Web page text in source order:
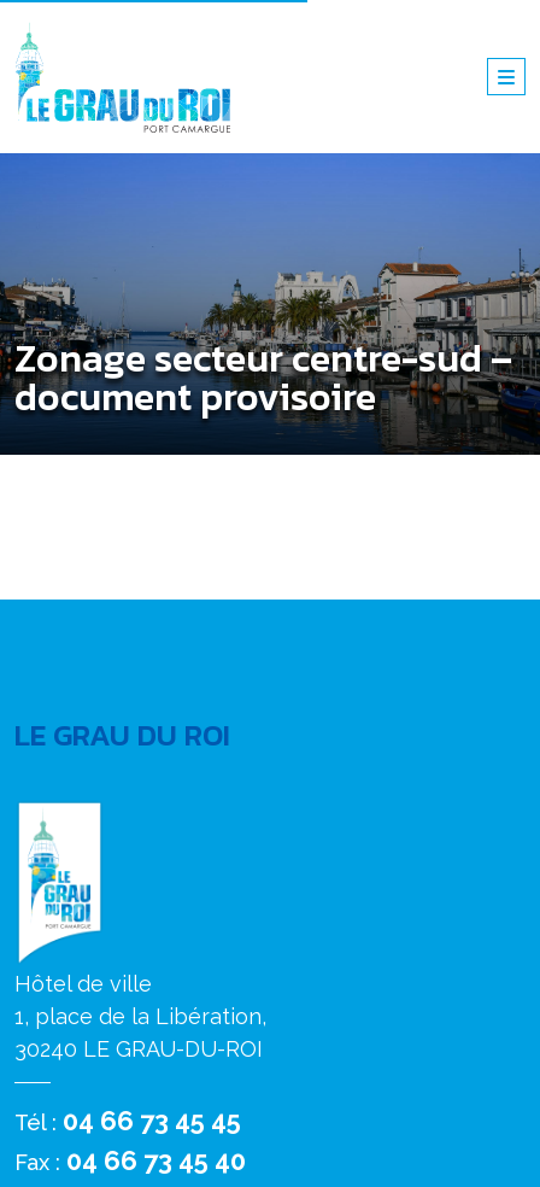
Zonage secteur centre-sud –
document provisoire
LE GRAU DU ROI
Hôtel de ville
1, place de la Libération,
30240 LE GRAU-DU-ROI
Tél : 04 66 73 45 45
Fax : 04 66 73 45 40